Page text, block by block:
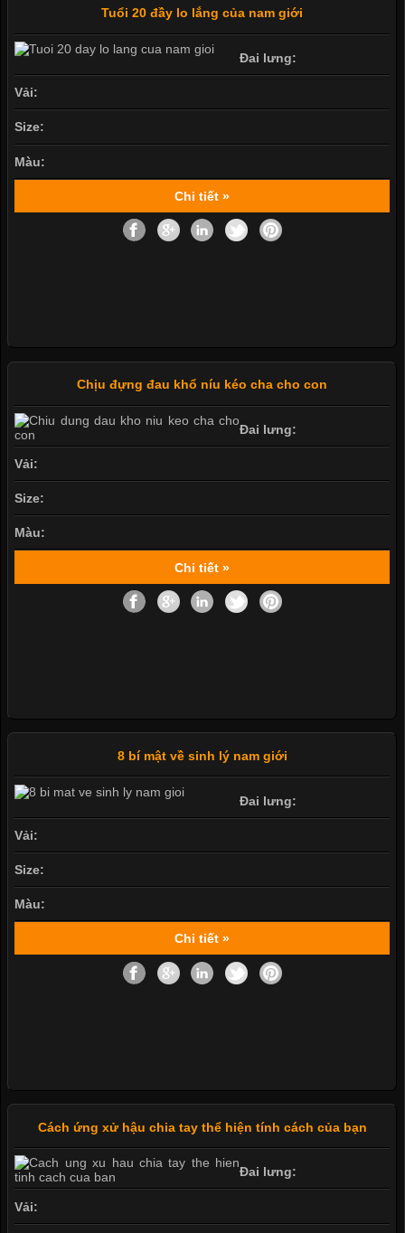
Tuổi 20 đầy lo lắng của nam giới
Đai lưng:
Vải:
Size:
Màu:
Chi tiết »
Chịu đựng đau khổ níu kéo cha cho con
Đai lưng:
Vải:
Size:
Màu:
Chi tiết »
8 bí mật về sinh lý nam giới
Đai lưng:
Vải:
Size:
Màu:
Chi tiết »
Cách ứng xử hậu chia tay thể hiện tính cách của bạn
Đai lưng:
Vải: